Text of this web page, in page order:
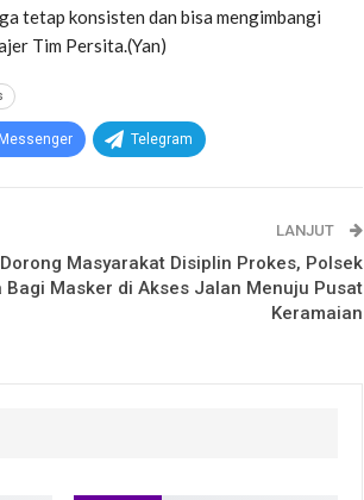
tetap konsisten dan bisa mengimbangi
Tim Persita.(Yan)
Telegram
LANJUT
Dorong Masyarakat Disiplin Prokes, Polsek
Bagi Masker di Akses Jalan Menuju Pusat
Keramaian